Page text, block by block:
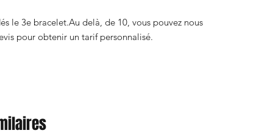
le 3e bracelet.Au delà, de 10, vous pouvez nous
pour obtenir un tarif personnalisé.